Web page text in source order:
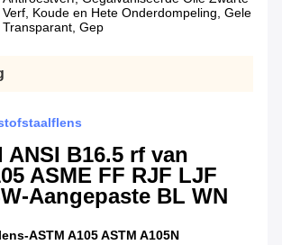
Verf, Koude en Hete Onderdompeling, Gele
Transparant, Gep
ANSI B16.5 rf van
ASME FF RJF LJF
Aangepaste BL WN
ASTM A105 ASTM A105N